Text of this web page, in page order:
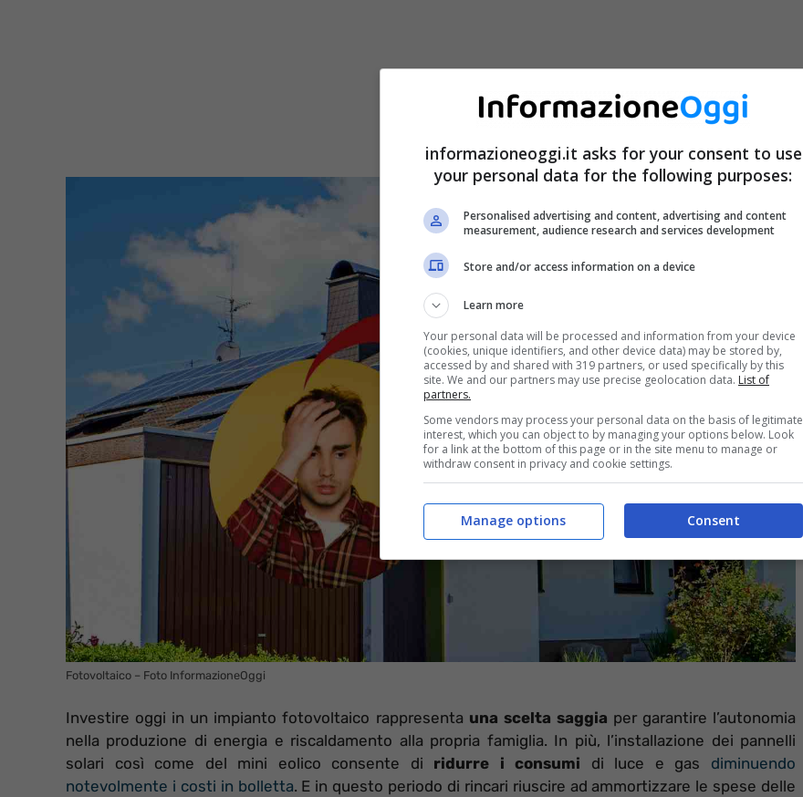
Fotovoltaico – Foto InformazioneOggi
Investire oggi in un impianto fotovoltaico rappresenta una scelta saggia per garantire l’autonomia
nella produzione di energia e riscaldamento alla propria famiglia. In più, l’installazione dei pannelli
solari così come del mini eolico consente di ridurre i consumi di luce e gas diminuendo
notevolmente i costi in bolletta. E in questo periodo di rincari riuscire ad ammortizzare le spese delle
informazioneoggi.it asks for your consent to use
your personal data for the following purposes:
Personalised advertising and content, advertising and content
measurement, audience research and services development
Store and/or access information on a device
Learn more
Your personal data will be processed and information from your device
(cookies, unique identifiers, and other device data) may be stored by,
accessed by and shared with 319 partners, or used specifically by this
site. We and our partners may use precise geolocation data. List of
partners.
Some vendors may process your personal data on the basis of legitimate
interest, which you can object to by managing your options below. Look
for a link at the bottom of this page or in the site menu to manage or
withdraw consent in privacy and cookie settings.
Consent
Manage options